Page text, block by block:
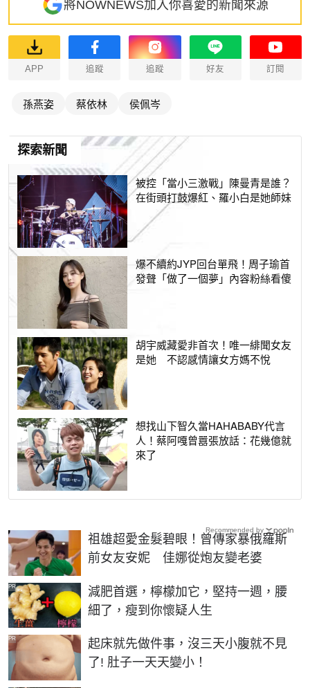
將NOWNEWS加入你喜愛的新聞來源
APP 追蹤 追蹤 好友 訂閱
孫燕姿 蔡依林 侯佩岑
探索新聞
被控「當小三激戰」陳曼青是誰？
在街頭打鼓爆紅、羅小白是她師妹
爆不續約JYP回台單飛！周子瑜首
發聲「做了一個夢」內容粉絲看傻
胡宇威藏愛非首次！唯一緋聞女友
是她 不認感情讓女方媽不悅
想找山下智久當HAHABABY代言
人！蔡阿嘎曾囂張放話：花幾億就
來了
祖雄超愛金髮碧眼！曾傳家暴俄羅斯
前女友安妮 佳娜從炮友變老婆
減肥首選，檸檬加它，堅持一週，腰
細了，瘦到你懷疑人生
PR
起床就先做件事，沒三天小腹就不見
了! 肚子一天天變小！
PR
Recommended by